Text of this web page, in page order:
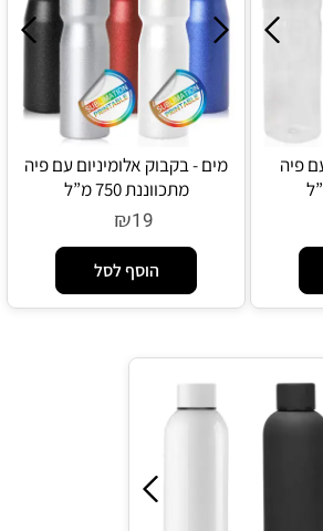
פיה
מים - בקבוק אלומיניום עם פיה
מתכווננת 750 מ”ל
₪19
הוסף לסל